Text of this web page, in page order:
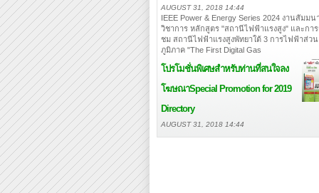
AUGUST 31, 2018 14:44
IEEE Power & Energy Series 2024 งานสัมมน
วิชาการ หลักสูตร "สถานีไฟฟ้าแรงสูง" และการ
ชม สถานีไฟฟ้าแรงสูงพัทยาใต้ 3 การไฟฟ้าส่วน
ภูมิภาค "The First Digital Gas
โปรโมชั่นพิเศษสำหรับท่านที่สนใจลง
โฆษณาSpecial Promotion for 2019
Directory
AUGUST 31, 2018 14:44